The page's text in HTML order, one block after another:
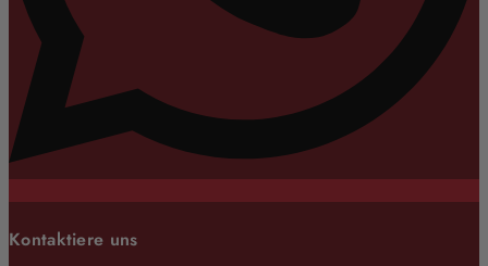
Kontaktiere uns